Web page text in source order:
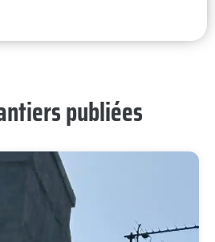
publiées